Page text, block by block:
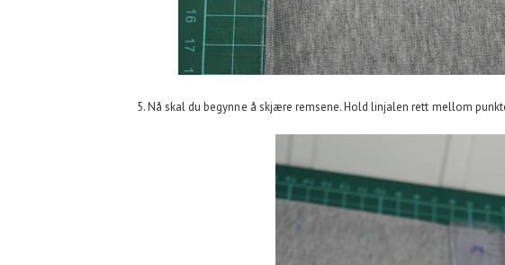
5. Nå skal du begynne å skjære remsene. Hold linjalen rett mellom